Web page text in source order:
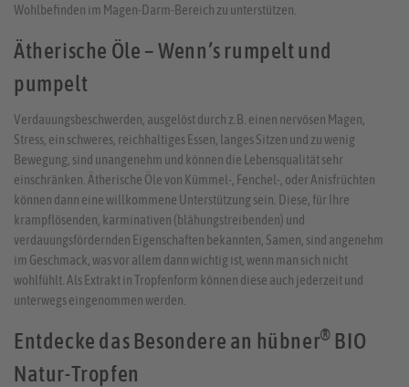
Wohlbefinden im Magen-Darm-Bereich zu unterstützen.
Ätherische Öle – Wenn’s rumpelt und
pumpelt
Verdauungsbeschwerden, ausgelöst durch z.B. einen nervösen Magen,
Stress, ein schweres, reichhaltiges Essen, langes Sitzen und zu wenig
Bewegung, sind unangenehm und können die Lebensqualität sehr
einschränken. Ätherische Öle von Kümmel-, Fenchel-, oder Anisfrüchten
können dann eine willkommene Unterstützung sein. Diese, für Ihre
krampflösenden, karminativen (blähungstreibenden) und
verdauungsfördernden Eigenschaften bekannten, Samen, sind angenehm
im Geschmack, was vor allem dann wichtig ist, wenn man sich nicht
wohlfühlt. Als Extrakt in Tropfenform können diese auch jederzeit und
unterwegs eingenommen werden.
Entdecke das Besondere an hübner® BIO
Natur-Tropfen